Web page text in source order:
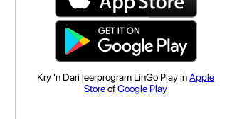
Kry 'n Dari leerprogram LinGo Play inApple
StoreofGoogle Play